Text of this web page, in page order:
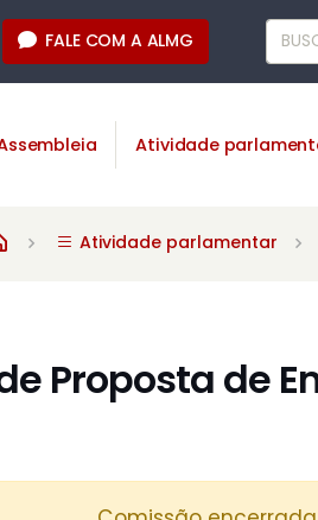
FALE COM A ALMG
Atividade
Atividade parlamentar
Proposta de